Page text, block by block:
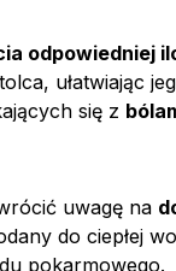
odpowiedniej
ułatwiając
się z
uwagę na
do ciepłej
pokarmowego.